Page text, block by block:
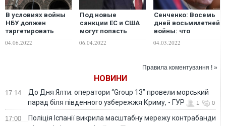
В условиях войны
НБУ должен
таргетировать
спекулятивную
04.06.2022
Под новые
санкции ЕС и США
могут попасть
Bloomberg
06.04.2022
Сенченко: Восемь
дней восьмилетней
войны: что
04.03.2022
Правила коментування ! »
НОВИНИ
17:14
До Дня Ялти: оператори “Group 13” провели морський
парад біля південного узбережжя Криму, - ГУР
1 0
17:00
Поліція Іспанії викрила масштабну мережу контрабанди